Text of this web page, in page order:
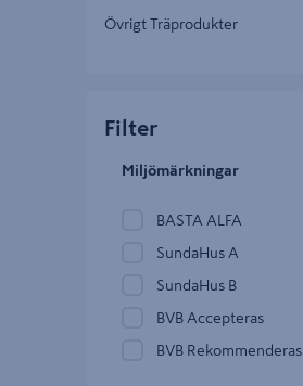
Övrigt Träprodukter
Filter
Miljömärkningar
BASTA ALFA
SundaHus A
SundaHus B
BVB Accepteras
BVB Rekommenderas